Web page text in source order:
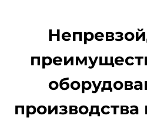
производства